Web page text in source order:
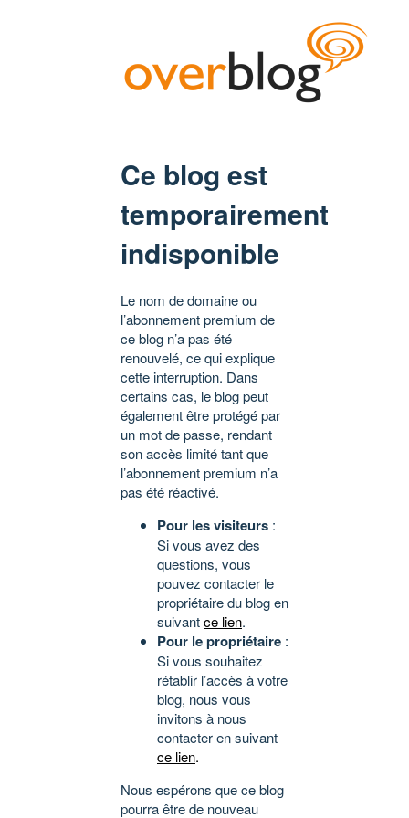
Ce blog est
temporairement
indisponible
Le nom de domaine ou
l’abonnement premium de
ce blog n’a pas été
renouvelé, ce qui explique
cette interruption. Dans
certains cas, le blog peut
également être protégé par
un mot de passe, rendant
son accès limité tant que
l’abonnement premium n’a
pas été réactivé.
Pour les visiteurs :
Si vous avez des
questions, vous
pouvez contacter le
propriétaire du blog en
suivantce lien.
Pour le propriétaire :
Si vous souhaitez
rétablir l’accès à votre
blog, nous vous
invitons à nous
contacter en suivant
ce lien.
Nous espérons que ce blog
pourra être de nouveau